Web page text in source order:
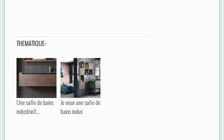
THEMATIQUE :
Une salle de bains
industriell...
Je veux une salle de
bains indus'